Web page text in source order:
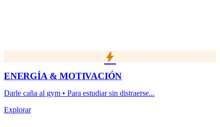
bolt
ENERGÍA & MOTIVACIÓN
Darle caña al gym • Para estudiar sin distraerse...
Explorar